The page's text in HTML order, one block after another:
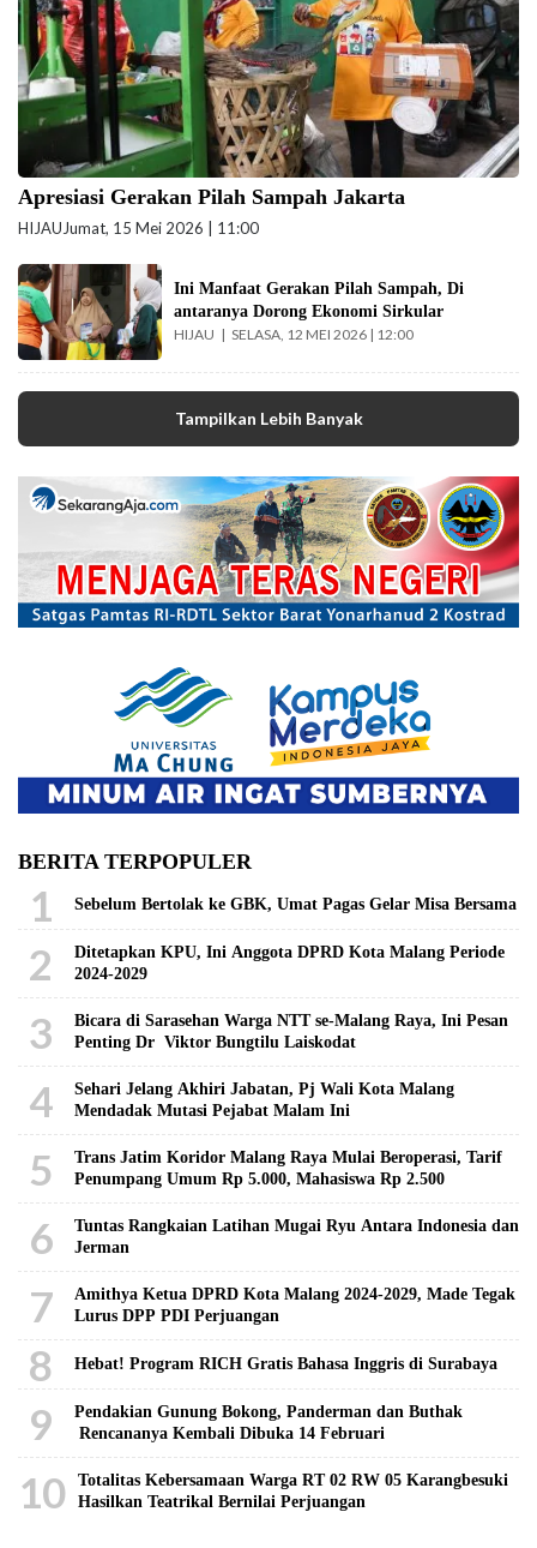
Apresiasi Gerakan Pilah Sampah Jakarta
HIJAUJumat, 15 Mei 2026 | 11:00
Ilustarsi gerakan
pilah sampah rumah.
(Foto: Istimewa-
beritajakarta.id)
Ini Manfaat Gerakan Pilah Sampah, Di
antaranya Dorong Ekonomi Sirkular
HIJAU
SELASA, 12 MEI 2026 | 12:00
Tampilkan Lebih Banyak
BERITA TERPOPULER
1 Sebelum Bertolak ke GBK, Umat Pagas Gelar Misa Bersama
2
Ditetapkan KPU, Ini Anggota DPRD Kota Malang Periode
2024-2029
3
Bicara di Sarasehan Warga NTT se-Malang Raya, Ini Pesan
Penting Dr Viktor Bungtilu Laiskodat
4
Sehari Jelang Akhiri Jabatan, Pj Wali Kota Malang
Mendadak Mutasi Pejabat Malam Ini
5
Trans Jatim Koridor Malang Raya Mulai Beroperasi, Tarif
Penumpang Umum Rp 5.000, Mahasiswa Rp 2.500
6
Tuntas Rangkaian Latihan Mugai Ryu Antara Indonesia dan
Jerman
7
Amithya Ketua DPRD Kota Malang 2024-2029, Made Tegak
Lurus DPP PDI Perjuangan
8 Hebat! Program RICH Gratis Bahasa Inggris di Surabaya
9
Pendakian Gunung Bokong, Panderman dan Buthak
Rencananya Kembali Dibuka 14 Februari
10
Totalitas Kebersamaan Warga RT 02 RW 05 Karangbesuki
Hasilkan Teatrikal Bernilai Perjuangan